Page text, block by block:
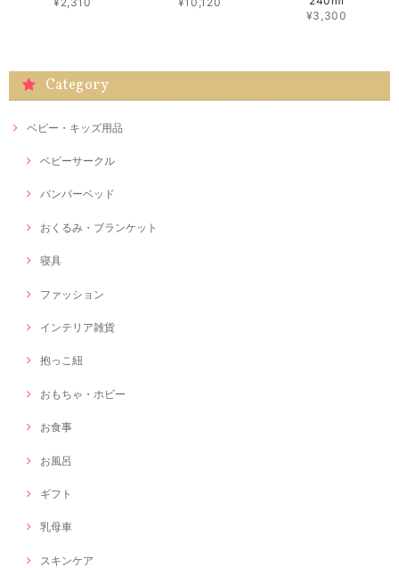
¥3,300
Category
ベビー・キッズ用品
ベビーサークル
バンパーベッド
おくるみ・ブランケット
寝具
ファッション
インテリア雑貨
抱っこ紐
おもちゃ・ホビー
お食事
お風呂
ギフト
乳母車
スキンケア